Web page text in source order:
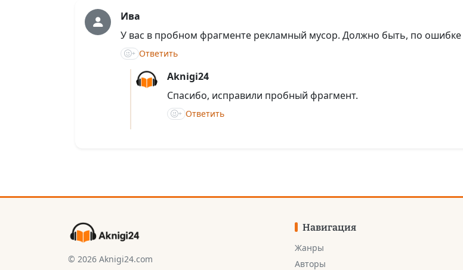
Ива
У вас в пробном фрагменте рекламный мусор. Должно быть, по ошибке
+ Ответить
Aknigi24
Спасибо, исправили пробный фрагмент.
+ Ответить
© 2026 Aknigi24.com
Навигация
Жанры
Авторы